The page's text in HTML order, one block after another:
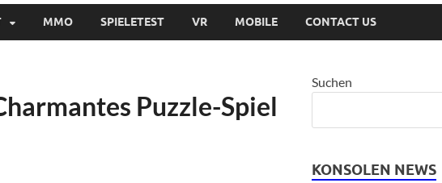
MMO SPIELETEST VR MOBILE CONTACT US
Puzzle-Spiel
Suchen
KONSOLEN NEWS